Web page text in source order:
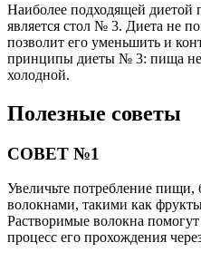
Наиболее подходящей диетой
является стол № 3. Диета не
позволит его уменьшить и
принципы диеты № 3: пища не
холодной.
Полезные советы
СОВЕТ №1
Увеличьте потребление пищи,
волокнами, такими как
Растворимые волокна
процесс его прохождения